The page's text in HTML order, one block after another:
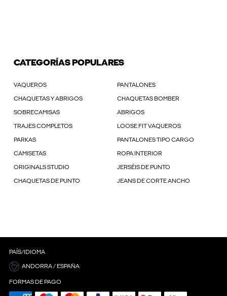
CATEGORÍAS POPULARES
VAQUEROS PANTALONES
CHAQUETAS Y ABRIGOS CHAQUETAS BOMBER
SOBRECAMISAS ABRIGOS
TRAJES COMPLETOS LOOSE FIT VAQUEROS
PARKAS PANTALONES TIPO CARGO
CAMISETAS ROPA INTERIOR
ORIGINALS STUDIO JERSÉIS DE PUNTO
CHAQUETAS DE PUNTO JEANS DE CORTE ANCHO
PAÍS/IDIOMA
ANDORRA / ESPAÑA
FORMAS DE PAGO